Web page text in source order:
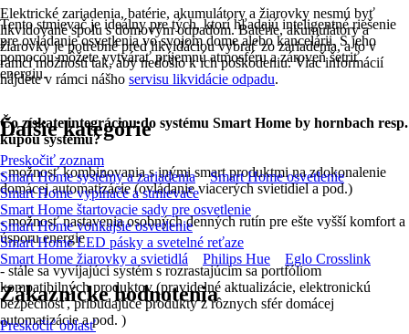
Tento stmievač je ideálny pre tých, ktorí hľadajú inteligentné riešenie
pre ovládanie osvetlenia vo svojom dome alebo kancelárii. S jeho
pomocou môžete vytvárať príjemnú atmosféru a zároveň šetriť
energiu.
Čo získate integráciou do systému Smart Home by hornbach resp.
kúpou systému?
- možnosť kombinovania s inými smart produktmi na zdokonalenie
domácej automatizácie (ovládanie viacerých svietidiel a pod.)
- možnosť nastavenia osobných denných rutín pre ešte vyšší komfort a
úsporu energie
- stále sa vyvíjajúci systém s rozrastajúcim sa portfóliom
kompatibilných produktov (pravidelné aktualizácie, elektronickú
bezpečnosť, pribúdajúce produkty z rôznych sfér domácej
automatizácie a pod. )
Elektrické zariadenia, batérie, akumulátory a žiarovky nesmú byť
likvidované spolu s domovým odpadom. Batérie, akumulátory a
žiarovky je potrebné pred likvidáciou vybrať zo zariadenia, a to v
rámci možností tak, aby nedošlo k ich poškodeniu. Viac informácií
nájdete v rámci nášho servisu likvidácie odpadu.
Ďalšie kategórie
Preskočiť zoznam
Smart Home systémy a zariadenia
Smart Home osvetlenie
Smart Home vypínače a stmievače
Smart Home štartovacie sady pre osvetlenie
Smart Home vonkajšie osvetlenie
Smart Home LED pásky a svetelné reťaze
Smart Home žiarovky a svietidlá
Philips Hue Eglo Crosslink
Zákaznícke hodnotenia
Preskočiť oblasť